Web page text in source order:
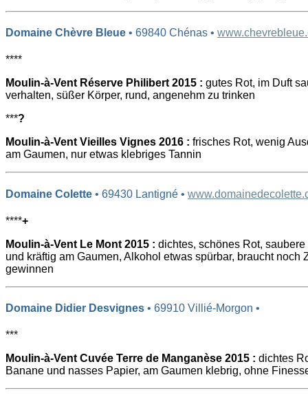
Domaine Chèvre Bleue • 69840 Chénas •
****
Moulin-à-Vent Réserve Philibert 2015 : gutes Rot, im Duft
verhalten, süßer Körper, rund, angenehm zu trinken
***?
Moulin-à-Vent Vieilles Vignes 2016 : frisches Rot, wenig
am Gaumen, nur etwas klebriges Tannin
Domaine Colette • 69430 Lantigné •
****+
Moulin-à-Vent Le Mont 2015 : dichtes, schönes Rot,
und kräftig am Gaumen, Alkohol etwas spürbar, braucht noch
gewinnen
Domaine Didier Desvignes • 69910 Villié-Morgon •
***
Moulin-à-Vent Cuvée Terre de Manganèse 2015 : dichtes
Banane und nasses Papier, am Gaumen klebrig, ohne